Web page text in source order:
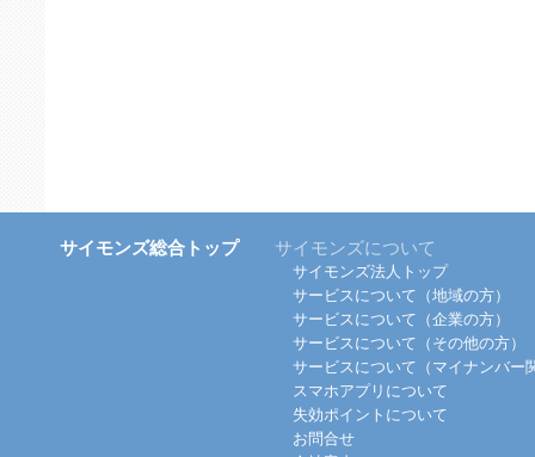
サイモンズ総合トップ サイモンズについて
サイモンズ法人トップ
サービスについて（地域の方）
サービスについて（企業の方）
サービスについて（その他の方）
サービスについて（マイナンバー
スマホアプリについて
失効ポイントについて
お問合せ